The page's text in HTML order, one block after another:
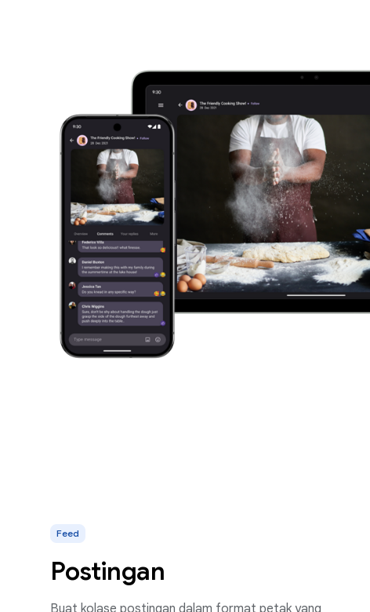
Feed
Postingan
Buat kolase postingan dalam format petak yang